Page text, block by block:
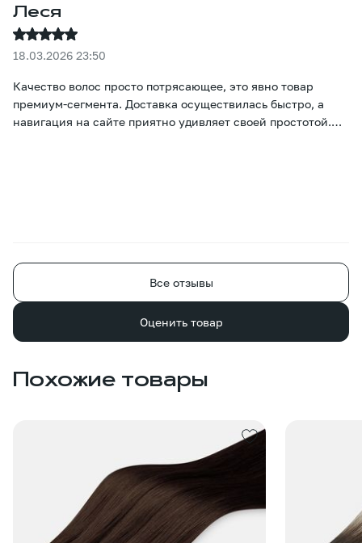
Леся
18.03.2026 23:50
Качество волос просто потрясающее, это явно товар
премиум-сегмента. Доставка осуществилась быстро, а
навигация на сайте приятно удивляет своей простотой.
Все отзывы
Оценить товар
Похожие товары